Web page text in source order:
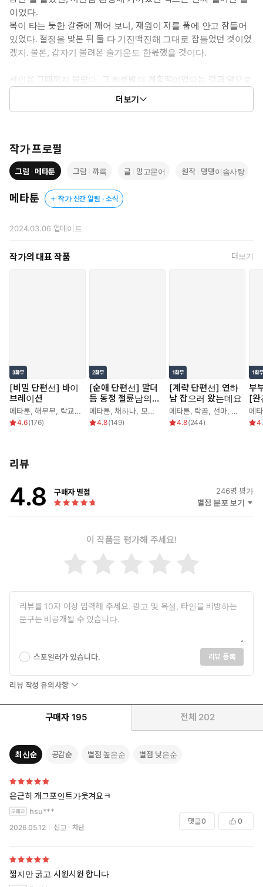
이었다.
목이 타는 듯한 갈증에 깨어 보니, 재원이 저를 품에 안고 잠들어
있었다. 절정을 맞본 뒤 둘 다 기진맥진해 그대로 잠들었던 것이었
겠지. 물론, 갑자기 몰려온 술기운도 한몫했을 것이다.
서인은 그때까지 몰랐다. 그 하룻밤이 계획적이었다는 것과 앞으로
이 어린놈이 어떤 반격을 해올지. 과연 윤서인은 어린놈의 유혹을
더보기
작가 프로필
그림 메타툰 그림 꺄륵 글 망고문어 원작 댕댕이솜사탕
메타툰 작가 신간 알림 · 소식
2024.03.06 업데이트
작가의 대표 작품 더보기
[비밀 단편선] 바이
브레이션
메타툰,해무무 락교보이 ,문정민
4.6(176)
[순애 단편선] 말더
듬 동정 절륜남의
순애
메타툰,채하나 모게게 눈물점
4.8(149)
[계략 단편선] 연하
남 잡으러 왔는데요
메타툰, 락곰 선마, 연폭
4.8(244)
부
[완
메
리뷰
4.8 구매자 별점 246명 평가
별점 분포 보기
이 작품을 평가해 주세요!
스포일러가 있습니다. 리뷰 등록
리뷰 작성 유의사항
구매자 195 전체 202
최신순 공감순 별점 높은순 별점 낮은순
은근히 개그포인트가웃겨요ㅋ
hsu***
2026.05.12 신고 차단
댓글0 0
짧지만 굵고 시원시원 합니다